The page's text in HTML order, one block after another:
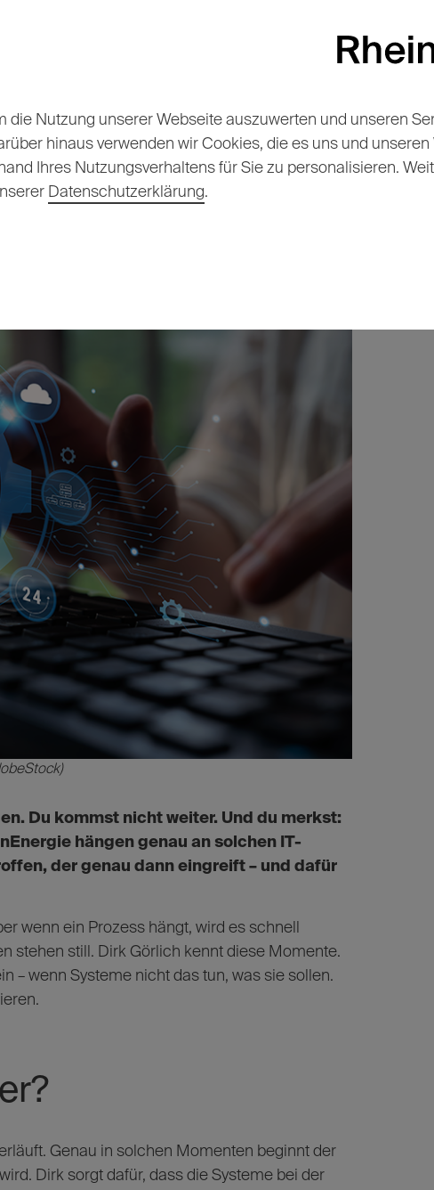
Nutzung unserer Webseite auszuwerten und unseren
hinaus verwenden wir Cookies, die es uns und
Ihres Nutzungsverhaltens für Sie zu personalisieren.
Datenschutzerklärung.
Das sind wir
Du kommst nicht weiter. Und du merkst:
hängen genau an solchen IT-
der genau dann eingreift – und dafür
wenn ein Prozess hängt, wird es schnell
stehen still. Dirk Görlich kennt diese Momente.
– wenn Systeme nicht das tun, was sie sollen.
Genau in solchen Momenten beginnt der
Dirk sorgt dafür, dass die Systeme bei der